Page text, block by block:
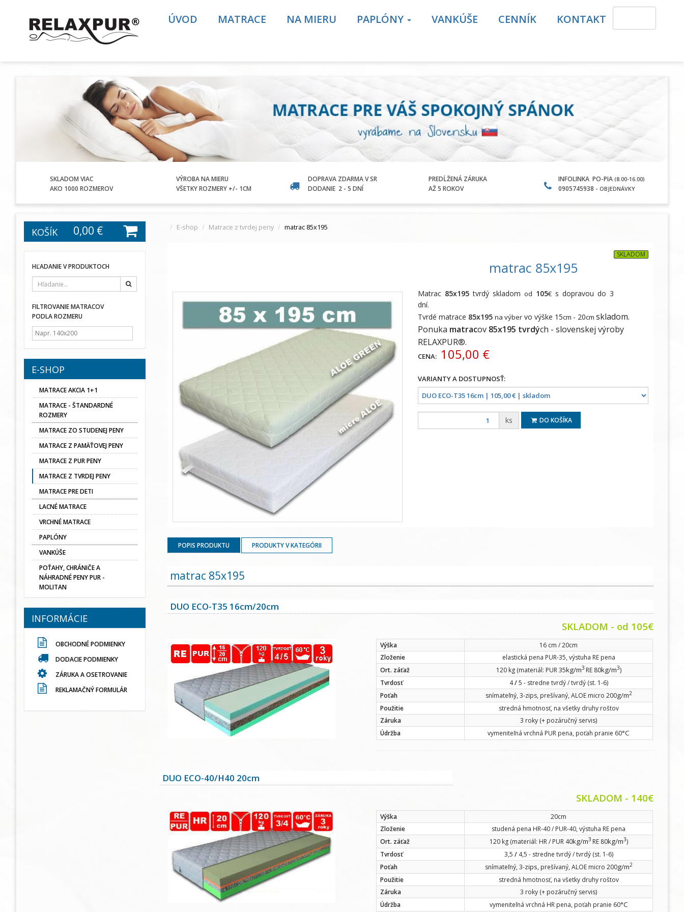
ÚVOD MATRACE NA MIERU PAPLÓNY VANKÚŠE CENNÍK KONTAKT
SKLADOM VIAC
AKO 1000 ROZMEROV
VÝROBA NA MIERU
VŠETKY ROZMERY +/- 1CM
DOPRAVA ZDARMA V SR
DODANIE 2 - 5 DNÍ
PREDĹŽENÁ ZÁRUKA
AŽ 5 ROKOV
INFOLINKA PO-PIA (8.00-16.00)
0905745938 - OBJEDNÁVKY
E-shop Matrace z tvrdej peny matrac 85x195
matrac 85x195
SKLADOM
Matrac 85x195 tvrdý skladomod 105€ s dopravou do 3
dní.
Tvrdé matrace 85x195 na výber vo výške 15cm - 20cmskladom.
Ponuka matracov 85x195 tvrdých -slovenskej výroby
RELAXPUR®.
CENA: 105,00 €
ks DO KOŠÍKA
POPIS PRODUKTU PRODUKTY V KATEGÓRII
matrac 85x195
DUO ECO-T35 16cm/20cm
SKLADOM - od 105€
Výška
16 cm / 20cm
Zloženie
elastická pena PUR-35, výstuha RE pena
Ort. záťaž
120 kg (materiál: PUR 35kg/m3 RE 80kg/m3)
Tvrdosť
4/5 - stredne tvrdý / tvrdý (st. 1-6)
Poťah
snímateľný, 3-zips, prešívaný, ALOE micro 200g/m2
Použitie
stredná hmotnosť, na všetky druhy roštov
Záruka
3 roky (+ pozáručný servis)
Údržba
vymeniteľná vrchná PUR pena, poťah pranie 60°C
DUO ECO-40/H40 20cm
SKLADOM - 140€
Výška
20cm
Zloženie
studená pena HR-40 / PUR-40, výstuha RE pena
Ort. záťaž
120 kg (materiál: HR / PUR 40kg/m3 RE 80kg/m3)
Tvrdosť
3,5 /4,5 - stredne tvrdý / tvrdý (st. 1-6)
Poťah
snímateľný, 3-zips, prešívaný, ALOE micro 200g/m2
Použitie
stredná hmotnosť, na všetky druhy roštov
Záruka
3 roky (+ pozáručný servis)
Údržba
vymeniteľná vrchná HR pena, poťah pranie 60°C
KOŠÍK 0,00 €
HĽADANIE V PRODUKTOCH
FILTROVANIE MATRACOV
PODLA ROZMERU
E-SHOP
MATRACE AKCIA 1+1
MATRACE - ŠTANDARDNÉ
ROZMERY
MATRACE ZO STUDENEJ PENY
MATRACE Z PAMÄŤOVEJ PENY
MATRACE Z PUR PENY
MATRACE Z TVRDEJ PENY
MATRACE PRE DETI
LACNÉ MATRACE
VRCHNÉ MATRACE
PAPLÓNY
VANKÚŠE
POŤAHY, CHRÁNIČE A
NÁHRADNÉ PENY PUR -
MOLITAN
INFORMÁCIE
OBCHODNÉ PODMIENKY
DODACIE PODMIENKY
ZÁRUKA A OSETROVANIE
REKLAMAČNÝ FORMULÁR